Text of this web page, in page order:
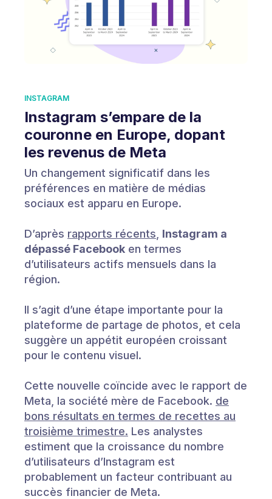
INSTAGRAM
Instagram s’empare de la
couronne en Europe, dopant
les revenus de Meta
Un changement significatif dans les
préférences en matière de médias
sociaux est apparu en Europe.
D’après rapports récents Instagram a
dépassé Facebook en termes
d’utilisateurs actifs mensuels dans la
région.
Il s’agit d’une étape importante pour la
plateforme de partage de photos, et cela
suggère un appétit européen croissant
pour le contenu visuel.
Cette nouvelle coïncide avec le rapport de
Meta, la société mère de Facebook. de
bons résultats en termes de recettes au
troisième trimestre. Les analystes
estiment que la croissance du nombre
d’utilisateurs d’Instagram est
probablement un facteur contribuant au
succès financier de Meta.